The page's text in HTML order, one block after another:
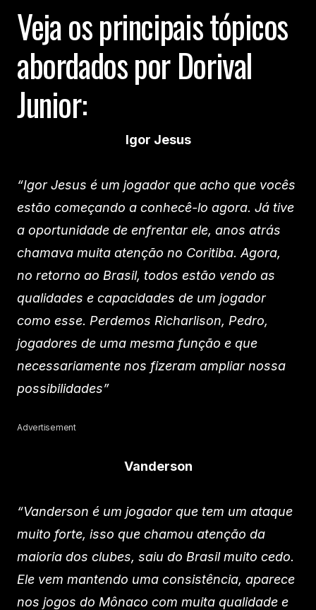
Veja os principais tópicos
abordados por Dorival
Junior:
Igor Jesus
“Igor Jesus é um jogador que acho que vocês
estão começando a conhecê-lo agora. Já tive
a oportunidade de enfrentar ele, anos atrás
chamava muita atenção no Coritiba. Agora,
no retorno ao Brasil, todos estão vendo as
qualidades e capacidades de um jogador
como esse. Perdemos Richarlison, Pedro,
jogadores de uma mesma função e que
necessariamente nos fizeram ampliar nossa
possibilidades”
Advertisement
Vanderson
“Vanderson é um jogador que tem um ataque
muito forte, isso que chamou atenção da
maioria dos clubes, saiu do Brasil muito cedo.
Ele vem mantendo uma consistência, aparece
nos jogos do Mônaco com muita qualidade e